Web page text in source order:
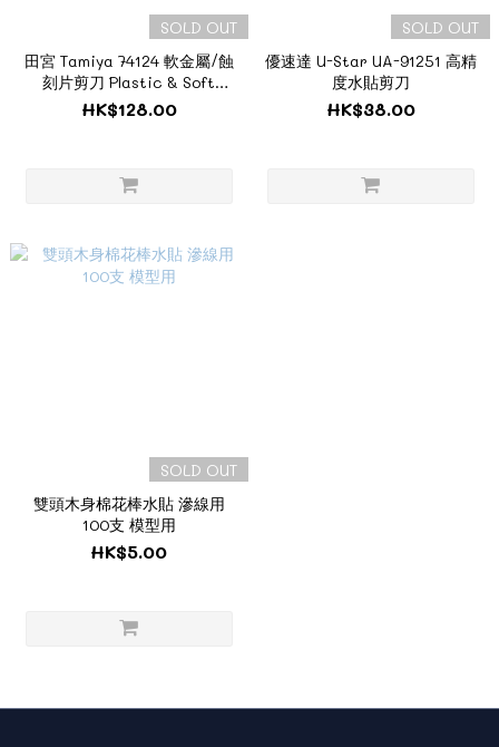
SOLD OUT
田宮 Tamiya 74124 軟金屬/蝕
刻片剪刀 Plastic & Soft
Metal Scissors
HK$128.00
SOLD OUT
優速達 U-Star UA-91251 高精
度水貼剪刀
HK$38.00
SOLD OUT
雙頭木身棉花棒水貼 滲線用
100支 模型用
HK$5.00